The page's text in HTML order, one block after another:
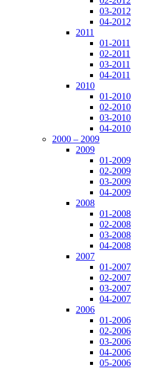
03-2012
04-2012
2011
01-2011
02-2011
03-2011
04-2011
2010
01-2010
02-2010
03-2010
04-2010
2000 – 2009
2009
01-2009
02-2009
03-2009
04-2009
2008
01-2008
02-2008
03-2008
04-2008
2007
01-2007
02-2007
03-2007
04-2007
2006
01-2006
02-2006
03-2006
04-2006
05-2006